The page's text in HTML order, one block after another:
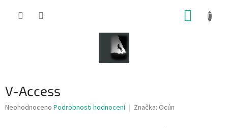
V-Access
Průměrné
Neohodnoceno Podrobnosti hodnocení Značka: Ocún